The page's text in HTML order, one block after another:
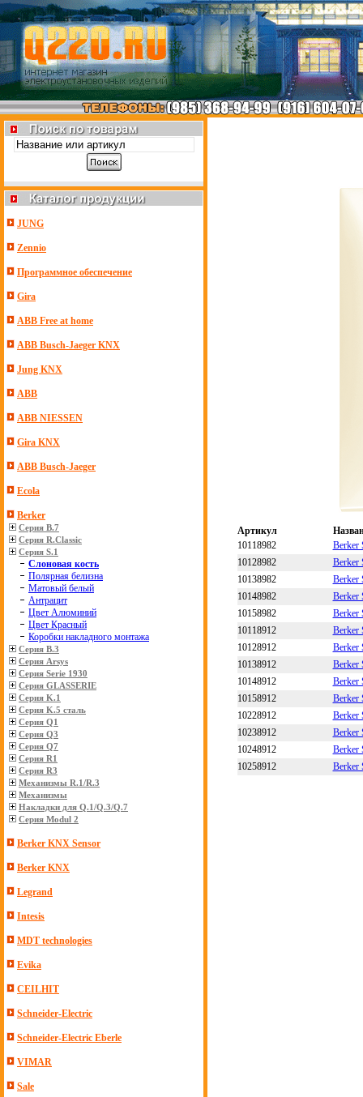
JUNG
Zennio
Программное обеспечение
Gira
ABB Free at home
ABB Busch-Jaeger KNX
Jung KNX
ABB
ABB NIESSEN
Gira KNX
ABB Busch-Jaeger
Ecola
Berker
Серия B.7
Серия R.Classic
Серия S.1
Слоновая кость
Полярная белизна
Матовый белый
Антрацит
Цвет Алюминий
Цвет Красный
Коробки накладного монтажа
Серия B.3
Серия Arsys
Серия Serie 1930
Серия GLASSERIE
Серия K.1
Серия K.5 сталь
Серия Q1
Серия Q3
Серия Q7
Серия R1
Серия R3
Механизмы R.1/R.3
Механизмы
Накладки для Q.1/Q.3/Q.7
Серия Modul 2
Berker KNX Sensor
Berker KNX
Legrand
Intesis
MDT technologies
Evika
CEILHIT
Schneider-Electric
Schneider-Electric Eberle
VIMAR
Sale
Артикул
10118982
Berker
10128982
Berker
10138982
Berker
10148982
Berker
10158982
Berker
10118912
Berker
10128912
Berker
10138912
Berker
10148912
Berker
10158912
Berker
10228912
Berker
10238912
Berker
10248912
Berker
10258912
Berker